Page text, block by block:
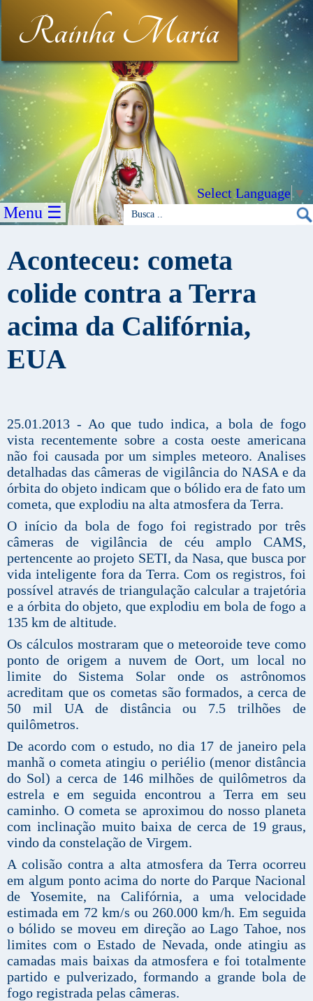
Rainha Maria
Select Language▼
Menu ☰
Aconteceu: cometa
colide contra a Terra
acima da Califórnia,
EUA
25.01.2013 - Ao que tudo indica, a bola de fogo
vista recentemente sobre a costa oeste americana
não foi causada por um simples meteoro. Analises
detalhadas das câmeras de vigilância do NASA e da
órbita do objeto indicam que o bólido era de fato um
cometa, que explodiu na alta atmosfera da Terra.
O início da bola de fogo foi registrado por três
câmeras de vigilância de céu amplo CAMS,
pertencente ao projeto SETI, da Nasa, que busca por
vida inteligente fora da Terra. Com os registros, foi
possível através de triangulação calcular a trajetória
e a órbita do objeto, que explodiu em bola de fogo a
135 km de altitude.
Os cálculos mostraram que o meteoroide teve como
ponto de origem a nuvem de Oort, um local no
limite do Sistema Solar onde os astrônomos
acreditam que os cometas são formados, a cerca de
50 mil UA de distância ou 7.5 trilhões de
quilômetros.
De acordo com o estudo, no dia 17 de janeiro pela
manhã o cometa atingiu o periélio (menor distância
do Sol) a cerca de 146 milhões de quilômetros da
estrela e em seguida encontrou a Terra em seu
caminho. O cometa se aproximou do nosso planeta
com inclinação muito baixa de cerca de 19 graus,
vindo da constelação de Virgem.
A colisão contra a alta atmosfera da Terra ocorreu
em algum ponto acima do norte do Parque Nacional
de Yosemite, na Califórnia, a uma velocidade
estimada em 72 km/s ou 260.000 km/h. Em seguida
o bólido se moveu em direção ao Lago Tahoe, nos
limites com o Estado de Nevada, onde atingiu as
camadas mais baixas da atmosfera e foi totalmente
partido e pulverizado, formando a grande bola de
fogo registrada pelas câmeras.